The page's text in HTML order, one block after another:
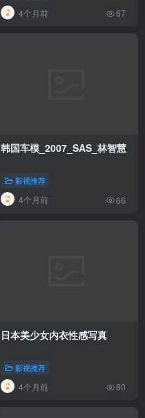
4个月前 67
韩国车模_2007_SAS_林智慧
影视推荐
4个月前 66
日本美少女内衣性感写真
影视推荐
4个月前 80